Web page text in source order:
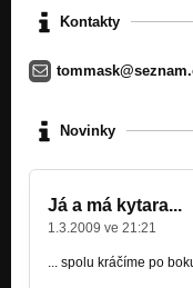
Kontakty
Novinky
Já a má kytara...
1.3.2009 ve 21:21
... spolu kráčíme po